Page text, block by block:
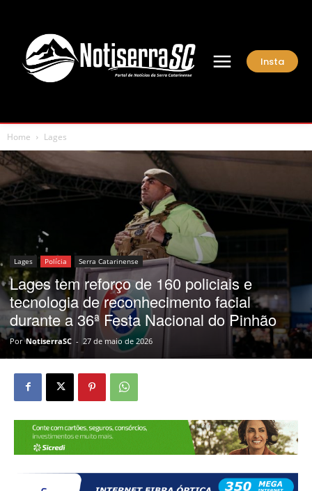
Insta
Home Lages
Lages Polícia Serra Catarinense
Lages tem reforço de 160 policiais e
tecnologia de reconhecimento facial
durante a 36ª Festa Nacional do Pinhão
Por NotiserraSC - 27 de maio de 2026